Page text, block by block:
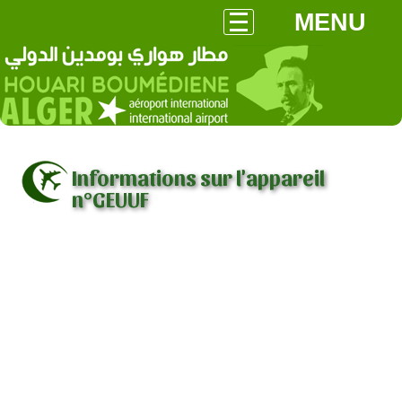
MENU
Informations sur l'appareil
n°GEUUF